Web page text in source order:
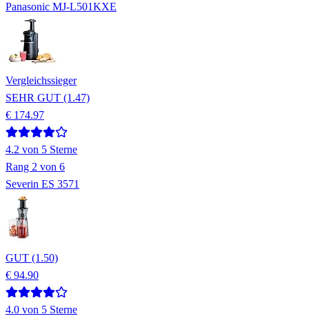
Panasonic MJ-L501KXE
Vergleichssieger
SEHR GUT (1.47)
€ 174.97
4.2 von 5 Sterne
Rang 2 von 6
Severin ES 3571
GUT (1.50)
€ 94.90
4.0 von 5 Sterne